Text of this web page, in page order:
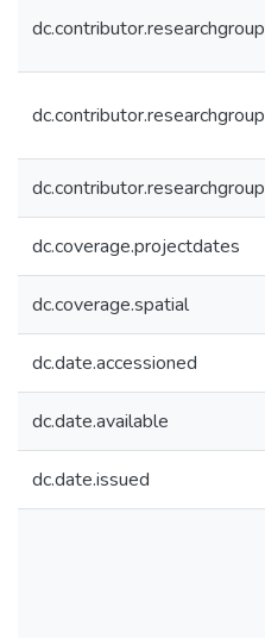
dc.contributor.researchgroup
dc.contributor.researchgroup
dc.contributor.researchgroup
dc.coverage.projectdates
dc.coverage.spatial
dc.date.accessioned
dc.date.available
dc.date.issued